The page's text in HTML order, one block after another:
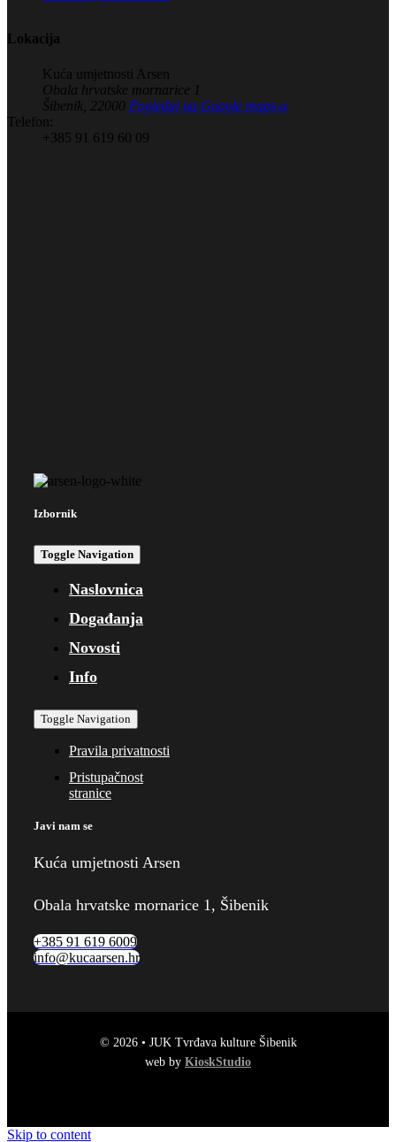
Lokacija
Kuća umjetnosti Arsen
Obala hrvatske mornarice 1
Šibenik
22000 Pogledaj na Google maps-u
Telefon:
+385 91 619 60 09
Izbornik
Toggle Navigation
Naslovnica
Događanja
Novosti
Info
Toggle Navigation
Pravila privatnosti
Pristupačnost
stranice
Javi nam se
Kuća umjetnosti Arsen
Obala hrvatske mornarice 1, Šibenik
+385 91 619 6009
info@kucaarsen.hr
© 2026 • JUK Tvrđava kulture Šibenik
web by KioskStudio
Skip to content